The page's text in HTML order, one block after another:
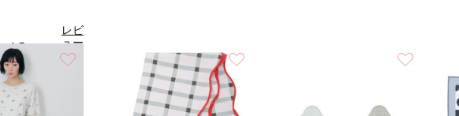
4.5（4）
レビ
ュー
を見
る